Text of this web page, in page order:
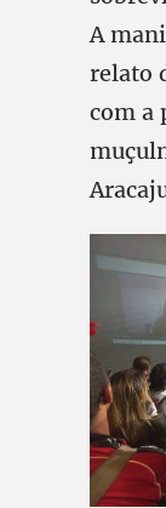
A
relato
com a